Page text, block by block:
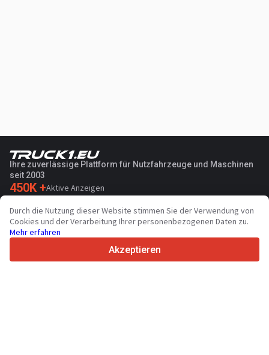
Ihre zuverlässige Plattform für Nutzfahrzeuge und Maschinen
seit 2003
450K +Aktive Anzeigen
36Unterstützte Sprachen
4.7/5
Durch die Nutzung dieser Website stimmen Sie der Verwendung von
Cookies und der Verarbeitung Ihrer personenbezogenen Daten zu.
Mehr erfahren
Akzeptieren